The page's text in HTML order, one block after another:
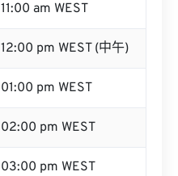
11:00 am WEST
12:00 pm WEST (中午)
01:00 pm WEST
02:00 pm WEST
03:00 pm WEST